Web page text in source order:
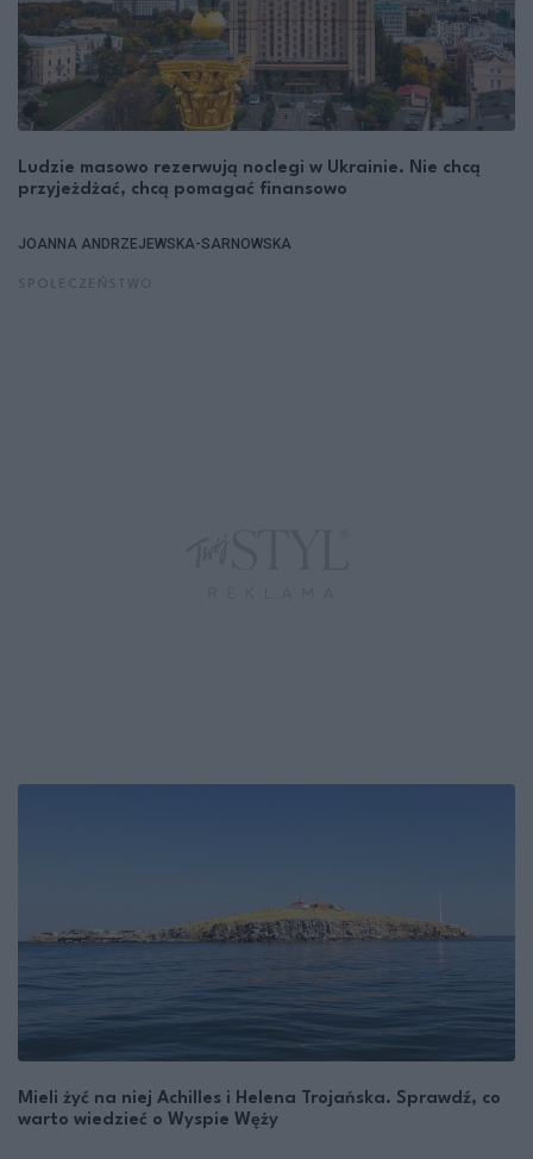
Ludzie masowo rezerwują noclegi w Ukrainie. Nie chcą
przyjeżdżać, chcą pomagać finansowo
JOANNA ANDRZEJEWSKA-SARNOWSKA
Mieli żyć na niej Achilles i Helena Trojańska. Sprawdź, co
warto wiedzieć o Wyspie Węży